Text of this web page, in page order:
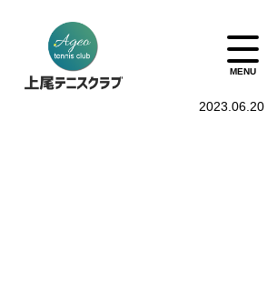
2023.06.20